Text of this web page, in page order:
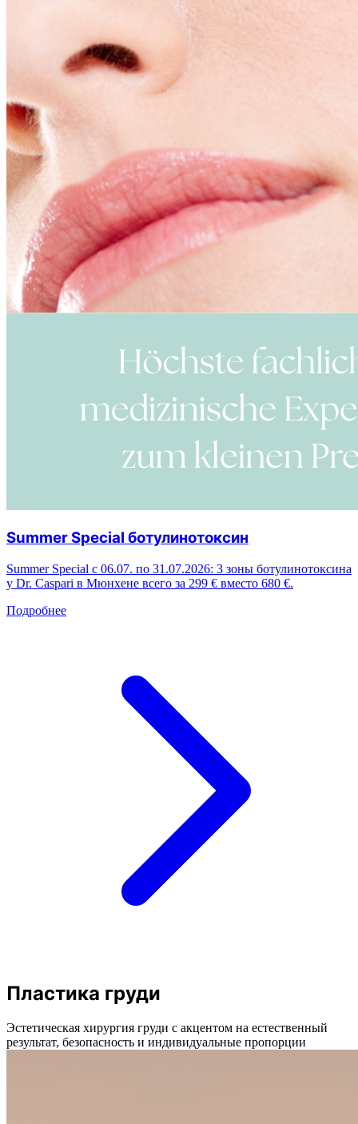
Summer Special ботулинотоксин
Summer Special с 06.07. по 31.07.2026: 3 зоны ботулинотоксина
у Dr. Caspari в Мюнхене всего за 299 € вместо 680 €.
Подробнее
Пластика груди
Эстетическая хирургия груди с акцентом на естественный
результат, безопасность и индивидуальные пропорции